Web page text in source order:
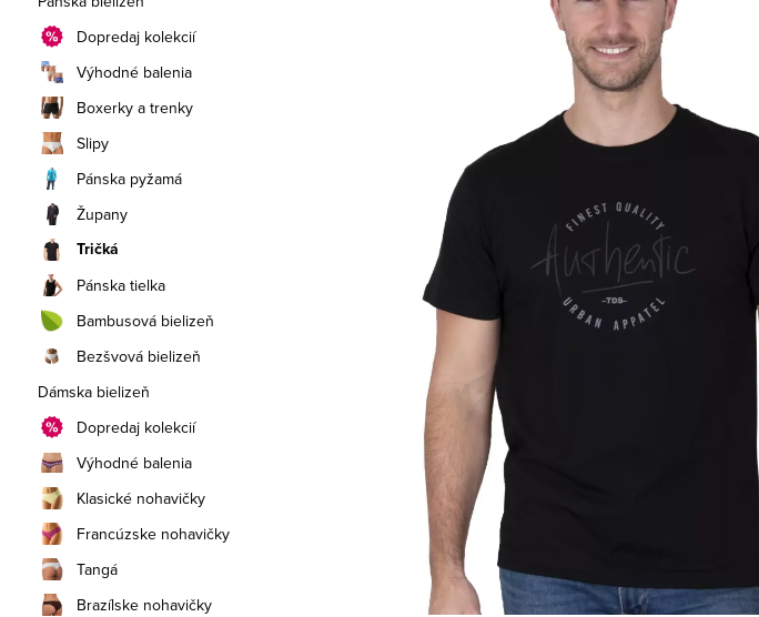
n
ý
p
a
n
e
l
Dopredaj kolekcií
Výhodné balenia
Boxerky a trenky
Slipy
Pánska pyžamá
Župany
Tričká
Pánska tielka
Bambusová bielizeň
Bezšvová bielizeň
Dámska bielizeň
Dopredaj kolekcií
Výhodné balenia
Klasické nohavičky
Francúzske nohavičky
Tangá
Brazílske nohavičky